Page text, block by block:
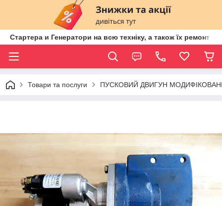
Стартера и Генератори на всю техніку, а також їх ремонт
Товари та послуги ПУСКОВИЙ ДВИГУН